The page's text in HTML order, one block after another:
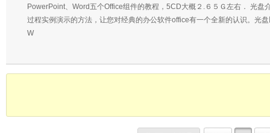
PowerPoint、Word五个Office组件的教程，5CD大概２.６５Ｇ左右． 光盘
过程实例演示的方法，让您对经典的办公软件office有一个全新的认识。光
W